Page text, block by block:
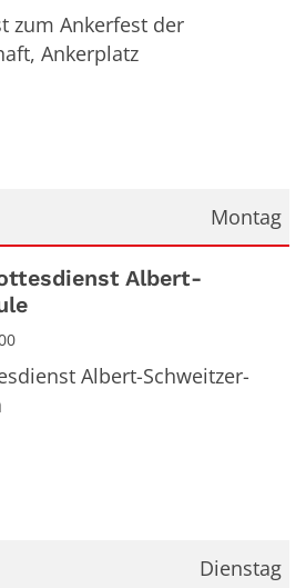
zum Ankerfest der
Ankerplatz
Montag
Albert-
Albert-Schweitzer-
Dienstag